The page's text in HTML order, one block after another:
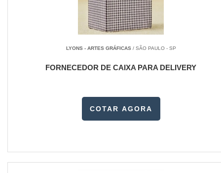
LYONS - ARTES GRÁFICAS/ SÃO PAULO - SP
FORNECEDOR DE CAIXA PARA DELIVERY
COTAR AGORA